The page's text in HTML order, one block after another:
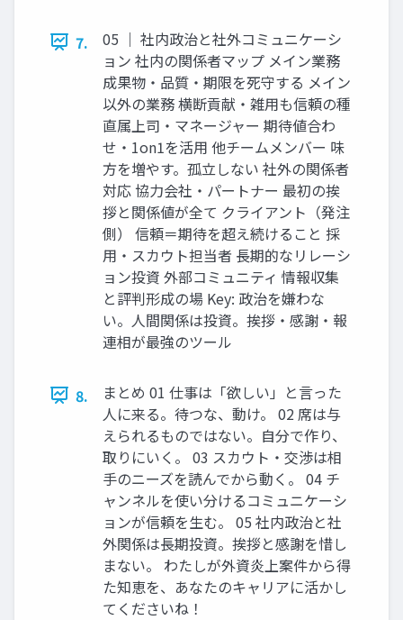
7.
05 ｜ 社内政治と社外コミュニケーシ
ョン 社内の関係者マップ メイン業務
成果物・品質・期限を死守する メイン
以外の業務 横断貢献・雑用も信頼の種
直属上司・マネージャー 期待値合わ
せ・1on1を活用 他チームメンバー 味
方を増やす。孤立しない 社外の関係者
対応 協力会社・パートナー 最初の挨
拶と関係値が全て クライアント（発注
側） 信頼＝期待を超え続けること 採
用・スカウト担当者 長期的なリレーシ
ョン投資 外部コミュニティ 情報収集
と評判形成の場 Key: 政治を嫌わな
い。人間関係は投資。挨拶・感謝・報
連相が最強のツール
8.
まとめ 01 仕事は「欲しい」と言った
人に来る。待つな、動け。 02 席は与
えられるものではない。自分で作り、
取りにいく。 03 スカウト・交渉は相
手のニーズを読んでから動く。 04 チ
ャンネルを使い分けるコミュニケーシ
ョンが信頼を生む。 05 社内政治と社
外関係は長期投資。挨拶と感謝を惜し
まない。 わたしが外資炎上案件から得
た知恵を、あなたのキャリアに活かし
てくださいね！